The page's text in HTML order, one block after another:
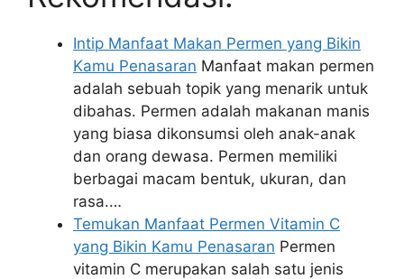
Intip Manfaat Makan Permen yang Bikin
Kamu Penasaran Manfaat makan permen
adalah sebuah topik yang menarik untuk
dibahas. Permen adalah makanan manis
yang biasa dikonsumsi oleh anak-anak
dan orang dewasa. Permen memiliki
berbagai macam bentuk, ukuran, dan
rasa.…
Temukan Manfaat Permen Vitamin C
yang Bikin Kamu Penasaran Permen
vitamin C merupakan salah satu jenis